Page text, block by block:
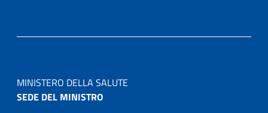
MINISTERO DELLA SALUTE
SEDE DEL MINISTRO